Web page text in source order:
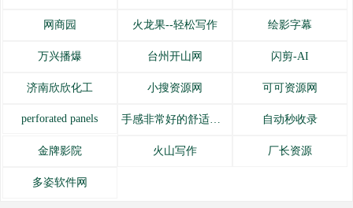
网商园 火龙果--轻松写作 绘影字幕
万兴播爆 台州开山网 闪剪-AI
济南欣欣化工 小搜资源网 可可资源网
perforated panels 手感非常好的舒适内衣 自动秒收录
金牌影院 火山写作 厂长资源
多姿软件网